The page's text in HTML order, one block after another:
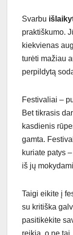
Svarbu
praktiškumo.
kiekvienas
turėti mažiau
perpildytą
Festivaliai –
Bet tikrasis
kasdienis
gamta.
kuriate patys
iš jų
Taigi eikite į
su kritiška
pasitikėkite
reikia, o ne